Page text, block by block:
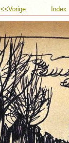
<<Vorige Index